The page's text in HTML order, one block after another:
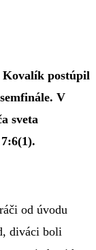
Kovalík postúpil
V
sveta
od úvodu
diváci boli